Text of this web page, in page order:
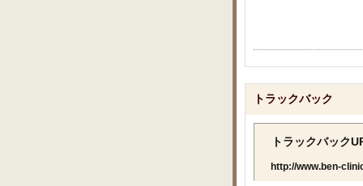
トラックバック
トラックバック
http://www.ben-